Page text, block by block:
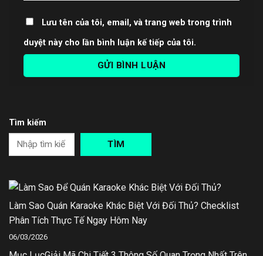
Lưu tên của tôi, email, và trang web trong trình
duyệt này cho lần bình luận kế tiếp của tôi.
Tìm kiếm
TÌM
Làm Sao Quán Karaoke Khác Biệt Với Đối Thủ? Checklist
Phân Tích Thực Tế Ngay Hôm Nay
06/03/2026